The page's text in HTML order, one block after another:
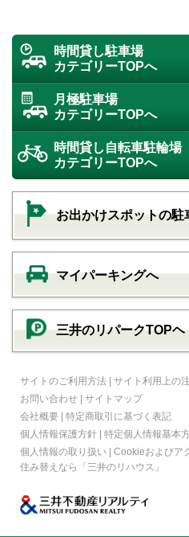
時間貸し駐車場
カテゴリーTOPへ
月極駐車場
カテゴリーTOPへ
時間貸し自転車駐輪場
カテゴリーTOPへ
お出かけスポットの駐
マイパーキングへ
三井のリパークTOPヘ
サイトのご利用方法 | サイト利用上の
お問い合わせ | サイトマップ
会社概要 | 特定商取引に基づく表記
個人情報保護方針 | 特定個人情報基本
個人情報の取り扱い | Cookieおよびア
住み替えなら
「三井のリハウス」